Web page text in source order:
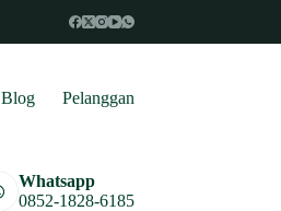
Blog Pelanggan
Whatsapp
0852-1828-6185